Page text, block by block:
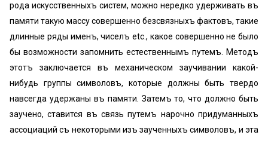
рода искусственныхъ систем, можно нередко удерживать въ
памяти такую массу совершенно безсвязныхъ фактовъ, такие
длинные ряды именъ, чиселъ etc., какое совершенно не было
бы возможности запомнить естественнымъ путемъ. Методъ
этотъ заключается въ механическом заучивании какой-
нибудь группы символовъ, которые должны быть твердо
навсегда удержаны въ памяти. Затемъ то, что должно быть
заучено, ставится въ связь путемъ нарочно придуманныхъ
ассоциаций съ некоторыми изъ заученныхъ символовъ, и эта